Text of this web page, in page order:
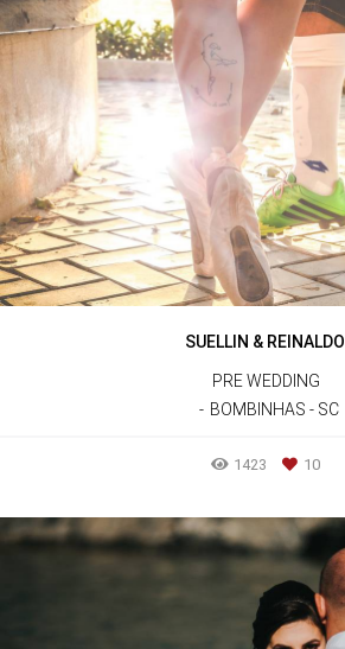
SUELLIN & REINALDO
PRE WEDDING
BOMBINHAS - SC
1423 10